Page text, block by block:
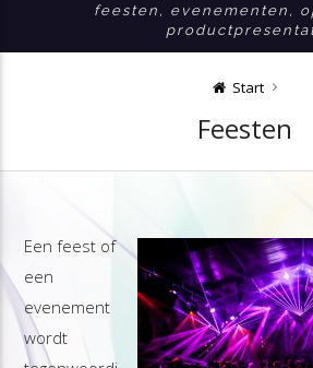
feesten, evenementen,
Start
Feesten
Een feest of
een
evenement
wordt